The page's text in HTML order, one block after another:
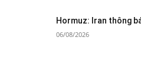
Hormuz: Iran thông
06/08/2026